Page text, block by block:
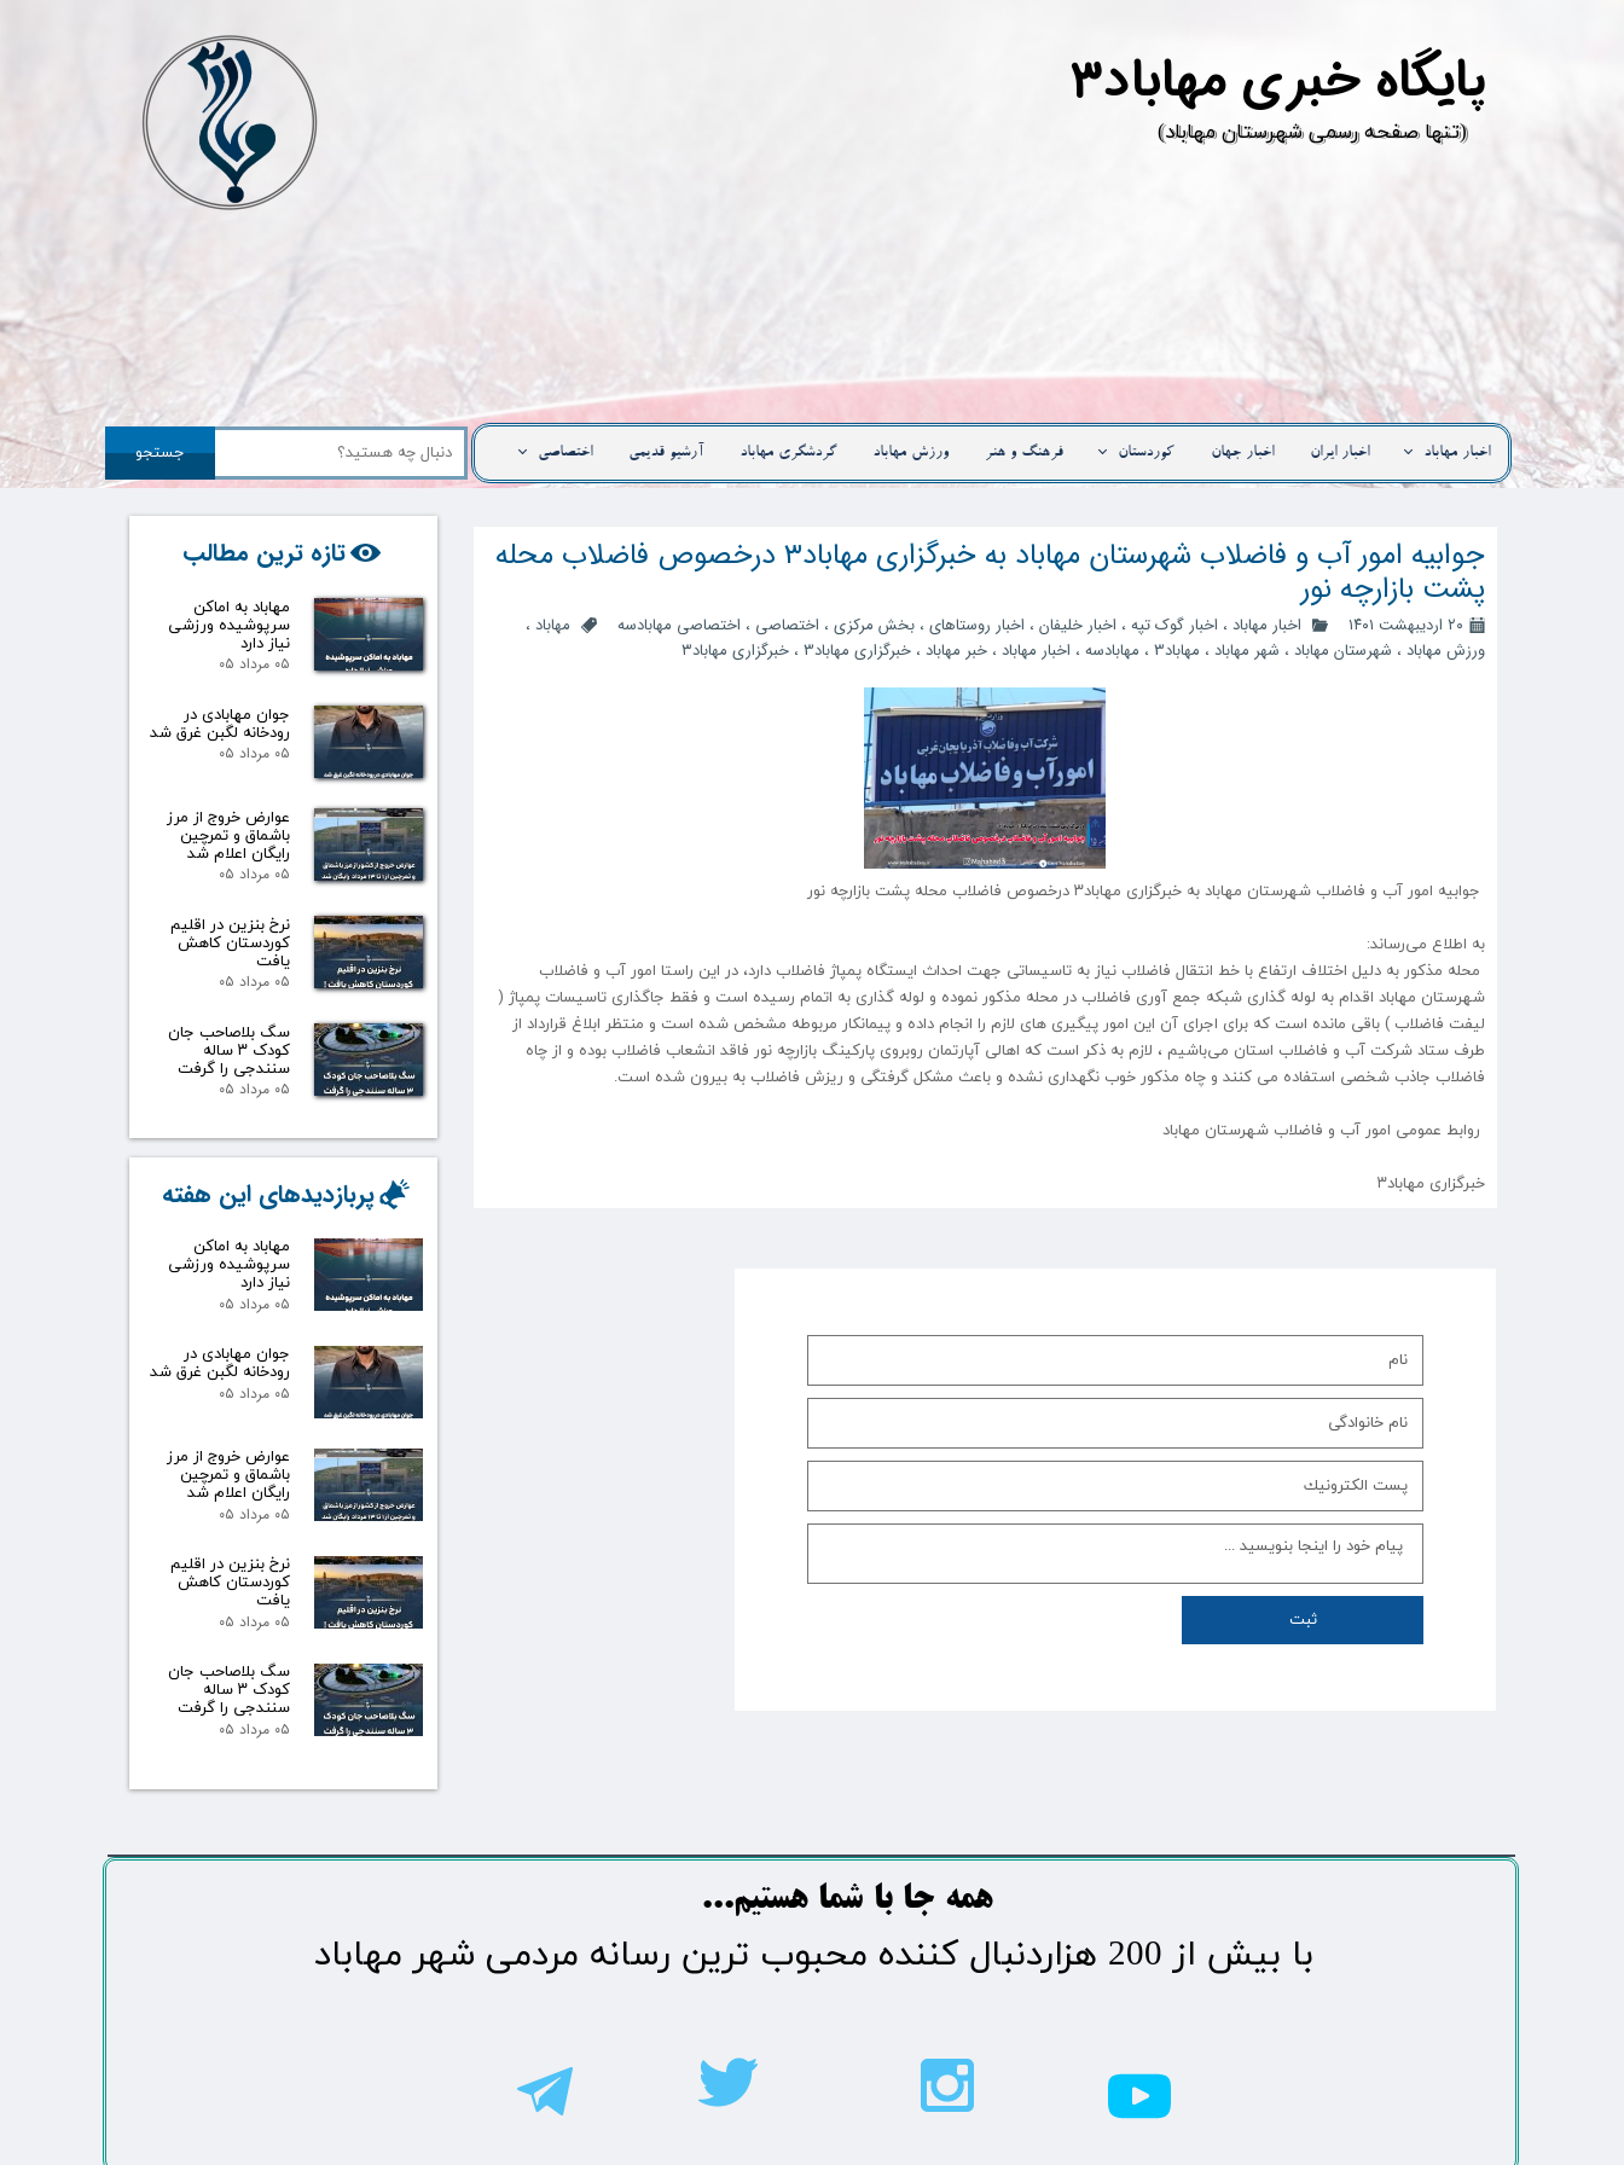
پ
​(تنها صفحه رسمی شهرستان مهاباد)
اخبار مهاباد اخبار ایران اخبار جهان کوردستان فرهنگ و هنر ورزش مهاباد گردشگری مهاباد آرشیو قدیمی اختصاصی جستجو
جوابیه امور آب و فاضلاب شهرستان مهاباد به خبرگزاری مهاباد۳ درخصوص فاضلاب محله
پشت بازارچه نور
۲۰ اردیبهشت ۱۴۰۱ اخبار مهاباد ، اخبار گوک تپه ، اخبار خلیفان ، اخبار روستاهای ،بخش مرکزی ، اختصاصی ، اختصاصی مهابادسه مهاباد ،
ورزش مهاباد ، شهرستان مهاباد ، شهر مهاباد ، مهاباد3 ، مهابادسه ، اخبار مهاباد ،خبر مهاباد ،خبرگزاری مهاباد3 ،خبرگزاری مهاباد۳
جوابیه امور آب و فاضلاب شهرستان مهاباد به خبرگزاری مهاباد۳ درخصوص فاضلاب محله پشت بازارچه نور
به اطلاع می‌رساند:
محله مذکور به دلیل اختلاف ارتفاع با خط انتقال فاضلاب نیاز به تاسیساتی جهت احداث ایستگاه پمپاژ فاضلاب دارد، در این راستا امور آب و فاضلاب
شهرستان مهاباد اقدام به لوله گذاری شبکه جمع آوری فاضلاب در محله مذکور نموده و لوله گذاری به اتمام رسیده است و فقط جاگذاری تاسیسات پمپاژ (
لیفت فاضلاب ) باقی مانده است که برای اجرای آن این امور پیگیری های لازم را انجام داده و پیمانکار مربوطه مشخص شده است و منتظر ابلاغ قرارداد از
طرف ستاد شرکت آب و فاضلاب استان می‌باشیم ، لازم به ذکر است که اهالی آپارتمان روبروی پارکینگ بازارچه نور فاقد انشعاب فاضلاب بوده و از چاه
فاضلاب جاذب شخصی استفاده می کنند و چاه مذکور خوب نگهداری نشده و باعث مشکل گرفتگی و ریزش فاضلاب به بیرون شده است.
روابط عمومی امور آب و فاضلاب شهرستان مهاباد
خبرگزاری مهاباد۳
تازه ترین مطالب
مهاباد به اماکن
سرپوشیده ورزشی
نیاز دارد
۰۵ مرداد ۰۵
جوان مهابادی در
رودخانه لگبن غرق شد
۰۵ مرداد ۰۵
عوارض خروج از مرز
باشماق و تمرچین
رایگان اعلام شد
۰۵ مرداد ۰۵
نرخ بنزین در اقلیم
کوردستان کاهش
یافت
۰۵ مرداد ۰۵
سگ بلاصاحب جان
کودک ۳ ساله
سنندجی را گرفت
۰۵ مرداد ۰۵
مهاباد به اماکن
سرپوشیده ورزشی
نیاز دارد
۰۵ مرداد ۰۵
جوان مهابادی در
رودخانه لگبن غرق شد
۰۵ مرداد ۰۵
عوارض خروج از مرز
باشماق و تمرچین
رایگان اعلام شد
۰۵ مرداد ۰۵
نرخ بنزین در اقلیم
کوردستان کاهش
یافت
۰۵ مرداد ۰۵
سگ بلاصاحب جان
کودک ۳ ساله
سنندجی را گرفت
۰۵ مرداد ۰۵
پربازدیدهای این هفته
ثبت
​​​همه جا با شما هستیم...​​​​​​​​​​​​​​
​با بیش از 200 هزاردنبال کننده محبوب ترین رسانه مردمی شهر مهاباد​​​​​​​​​​​​​​